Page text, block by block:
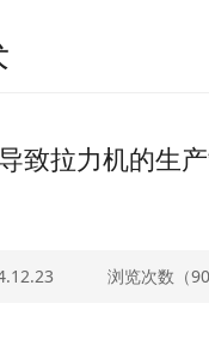
致拉力机的生
浏览次数（